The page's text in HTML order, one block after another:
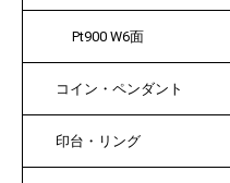
Pt900 W6面
コイン・ペンダント
印台・リング